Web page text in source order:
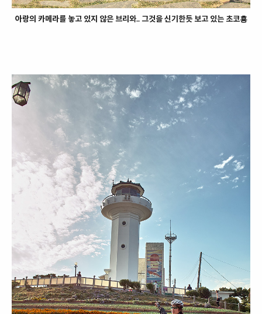
아랑의 카메라를 놓고 있지 않은 브리와.. 그것을 신기한듯 보고 있는 초코횽